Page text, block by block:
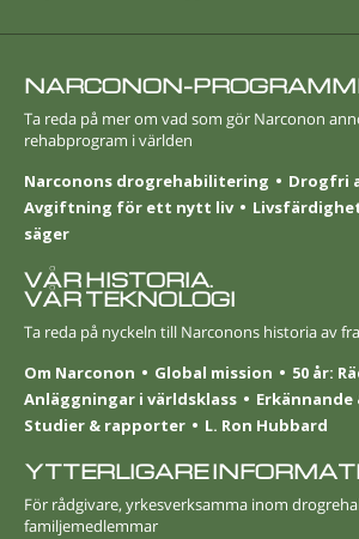
NARCONON-
Ta reda på mer om vad som gör Narconon
rehabprogram i världen
Narconons drogrehabilitering
Drogfri
Avgiftning för ett nytt liv
säger
VÅR HISTORIA.
VÅR TEKNOLOGI
Ta reda på nyckeln till Narconons historia av
Om Narconon
Global mission
50 år:
Anläggningar i världsklass
Studier & rapporter
L. Ron Hubbard
YTTERLIGARE
För rådgivare, yrkesverksamma inom
familjemedlemmar